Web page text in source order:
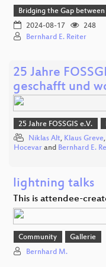
Bridging the Gap
2024-08-17
248
Bernhard E. Reiter
25 Jahre
geschafft und
25 Jahre FOSSGIS e.V.
Niklas Alt, Klaus Greve,
Hocevar and Bernhard E.
lightning talks
This is attendee-
Community Gallerie
Bernhard M.